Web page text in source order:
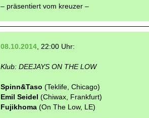
– präsentiert vom kreuzer –
08.10.2014, 22:00 Uhr:
Klub: DEEJAYS ON THE LOW
Spinn&Taso (Teklife, Chicago)
Emil Seidel (Chiwax, Frankfurt)
Fujikhoma (On The Low, LE)